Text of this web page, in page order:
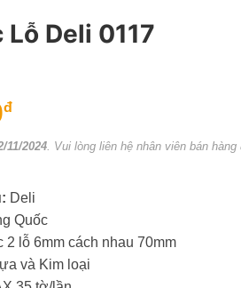
Deli 0117
đ
11/2024 . Vui lòng liên hệ nhân viên bán
Deli
Quốc
2 lỗ 6mm cách nhau 70mm
và Kim loại